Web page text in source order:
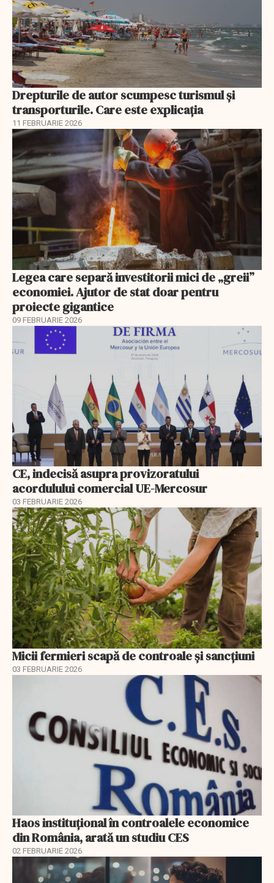
Drepturile de autor scumpesc turismul și
transporturile. Care este explicația
11 FEBRUARIE 2026
Legea care separă investitorii mici de „greii”
economiei. Ajutor de stat doar pentru
proiecte gigantice
09 FEBRUARIE 2026
CE, indecisă asupra provizoratului
acordulului comercial UE-Mercosur
03 FEBRUARIE 2026
Micii fermieri scapă de controale și sancțiuni
03 FEBRUARIE 2026
Haos instituțional în controalele economice
din România, arată un studiu CES
02 FEBRUARIE 2026